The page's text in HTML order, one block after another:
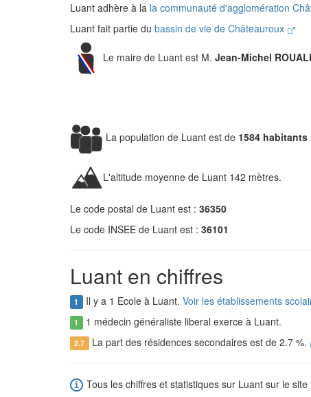
Luant adhère à la la communauté d'agglomération
Luant fait partie du bassin de vie de Châteauroux
Le maire de Luant est M. Jean-Michel
La population de Luant est de 1584 habitants
L'altitude moyenne de Luant 142 mètres.
Le code postal de Luant est : 36350
Le code INSEE de Luant est : 36101
Luant en chiffres
1 Il y a 1 Ecole à Luant. Voir les établissements
1 1 médecin généraliste liberal exerce à Luant.
2.7 La part des résidences secondaires est de 2.7 %.
Tous les chiffres et statistiques sur Luant sur le site